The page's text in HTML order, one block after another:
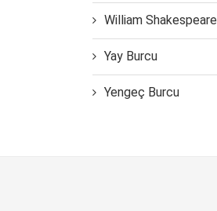
William Shakespeare
Yay Burcu
Yengeç Burcu